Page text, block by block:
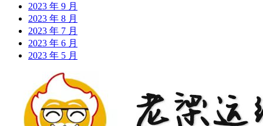
2023 年 9 月
2023 年 8 月
2023 年 7 月
2023 年 6 月
2023 年 5 月